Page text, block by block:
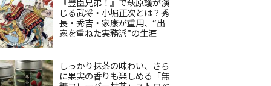
じる武将・小堀正次とは？秀
長・秀吉・家康が重用、“出
家を重ねた実務派”の生涯
しっかり抹茶の味わい、さら
に果実の香りも楽しめる「無